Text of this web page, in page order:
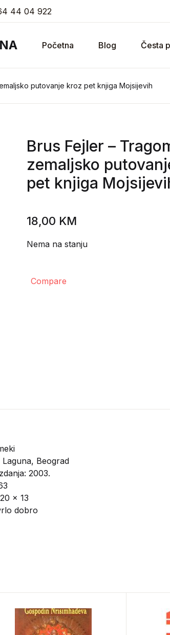
44 04 922
Početna Blog Česta
putovanje kroz pet knjiga Mojsijevih
Brus Fejler –
zemaljsko
pet knjiga
18,00 KM
Nema na stanju
Compare
Laguna, Beograd
2003.
x 13
dobro